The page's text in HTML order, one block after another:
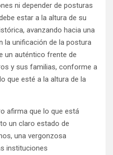
ni depender de posturas
estar a la altura de su
avanzando hacia una
la unificación de la postura
un auténtico frente de
y sus familias, conforme a
que esté a la altura de la
afirma que lo que está
un claro estado de
una vergonzosa
instituciones